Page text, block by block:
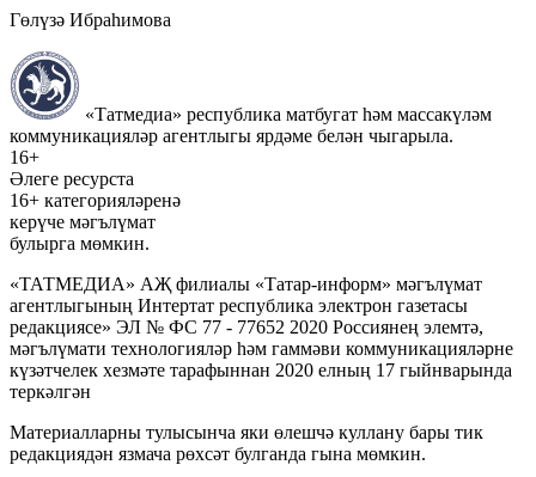
Гөлүзә Ибраһимова
«Татмедиа» республика матбугат һәм массакүләм
коммуникацияләр агентлыгы ярдәме белән чыгарыла.
16+
Әлеге ресурста
16+ категорияләренә
керүче мәгълүмат
булырга мөмкин.
«ТАТМЕДИА» АҖ филиалы «Татар-информ» мәгълүмат
агентлыгының Интертат республика электрон газетасы
редакциясе» ЭЛ № ФС 77 - 77652 2020 Россиянең элемтә,
мәгълүмати технологияләр һәм гаммәви коммуникацияләрне
күзәтчелек хезмәте тарафыннан 2020 елның 17 гыйнварында
теркәлгән
Материалларны тулысынча яки өлешчә куллану бары тик
редакциядән язмача рөхсәт булганда гына мөмкин.